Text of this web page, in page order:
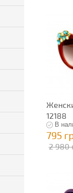
12188
В
795
2 980